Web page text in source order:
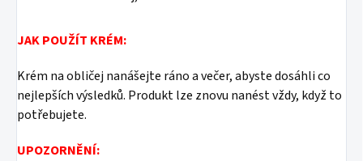
JAK POUŽÍT KRÉM:
Krém na obličej nanášejte ráno a večer, abyste dosáhli co
nejlepších výsledků. Produkt lze znovu nanést vždy, když to
potřebujete.
UPOZORNĚNÍ: